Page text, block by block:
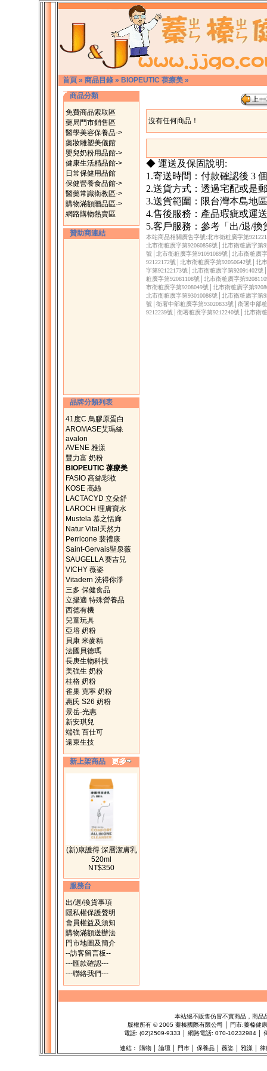
首頁 » 商品目錄 » BIOPEUTIC 葆療美 »
商品分類
免費商品索取區
藥局門市銷售區
醫學美容保養品->
藥妝雕塑美儀館
嬰兒奶粉用品館->
健康生活精品館->
日常保健用品館
保健營養食品館->
醫藥常識衛教區->
購物滿額贈品區->
網路購物熱賣區
贊助商連結
品牌分類列表
41度C 鳥膠原蛋白
AROMASE艾瑪絲
avalon
AVENE 雅漾
豐力富 奶粉
BIOPEUTIC 葆療美
FASIO 高絲彩妝
KOSE 高絲
LACTACYD 立朵舒
LAROCH 理膚寶水
Mustela 慕之恬廊
Natur Vital天然力
Perricone 裴禮康
Saint-Gervais聖泉薇
SAUGELLA 賽吉兒
VICHY 薇姿
Vitadern 洗得你淨
三多 保健食品
立攝適 特殊營養品
西德有機
兒童玩具
亞培 奶粉
貝康 米麥精
法國貝德瑪
長庚生物科技
美強生 奶粉
桂格 奶粉
雀巢 克寧 奶粉
惠氏 S26 奶粉
景岳-光惠
新安琪兒
端強 百仕可
遠東生技
新上架商品
(新)康護得 深層潔膚乳
520ml
NT$350
服務台
出/退/換貨事項
隱私權保護聲明
會員權益及須知
購物滿額送辦法
門市地圖及簡介
--訪客留言板--
---匯款確認---
---聯絡我們---
沒有任何商品！
◆ 運送及保固說明:
1.寄送時間：付款確認後 3
2.送貨方式：透過宅配或是
3.送貨範圍：限台灣本島地
4.售後服務：產品瑕疵或運
5.客戶服務：參考「出/退/
本站商品相關廣告字號:北市衛粧廣字第
北市衛粧廣字第92060856號│北市衛粧廣字第
號│北市衛粧廣字第91091089號│北市衛粧廣
92122172號│北市衛粧廣字第92050642號│北
字第92122173號│北市衛粧廣字第92091402
粧廣字第92081108號│北市衛粧廣字第
市衛粧廣字第9208049號│北市衛粧廣字第
北市衛粧廣字第93010086號│北市衛粧廣字第
號│衛署中部粧廣字第93020833號│衛署中部
9212239號│衛署粧廣字第9212240號│北市衛
本站絕不販售仿冒不實商品，商品
版權所有 ©2005 蓁榛國際有限公司 │ 門市:蓁榛健
電話: (02)2509-9333 │ 網路電話: 070-10232984 │
連結： 購物│ 論壇│ 門市│ 保養品│ 薇姿│ 雅漾 律